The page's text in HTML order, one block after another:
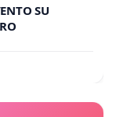
SU